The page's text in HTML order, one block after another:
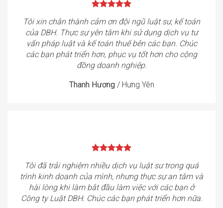
Tôi xin chân thành cảm ơn đội ngũ luật sư, kế toán
của DBH. Thực sự yên tâm khi sử dụng dịch vụ tư
vấn pháp luật và kế toán thuế bên các bạn. Chúc
các bạn phát triển hơn, phục vụ tốt hơn cho cộng
đồng doanh nghiệp.
Thanh Hương / Hưng Yên
Tôi đã trải nghiệm nhiều dịch vụ luật sư trong quá
trình kinh doanh của mình, nhưng thực sự an tâm và
hài lòng khi làm bắt đầu làm việc với các bạn ở
Công ty Luật DBH. Chúc các bạn phát triển hơn nữa.